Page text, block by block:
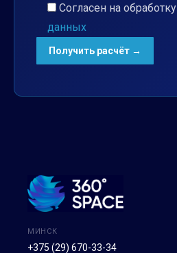
Согласен на обработку
данных
МИНСК
+375 (29) 670-33-34